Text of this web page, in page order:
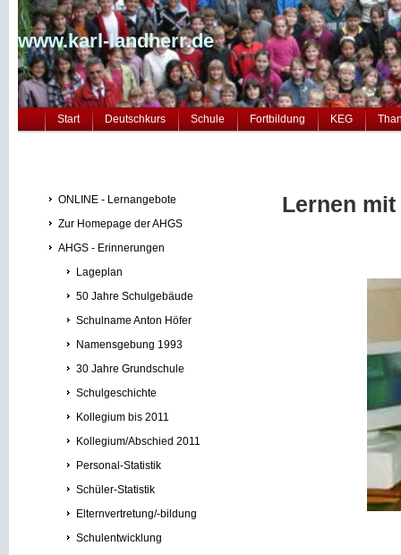
www.karl-landherr.de
Start Deutschkurs Schule Fortbildung KEG
ONLINE - Lernangebote
Zur Homepage der AHGS
AHGS - Erinnerungen
Lageplan
50 Jahre Schulgebäude
Schulname Anton Höfer
Namensgebung 1993
30 Jahre Grundschule
Schulgeschichte
Kollegium bis 2011
Kollegium/Abschied 2011
Personal-Statistik
Schüler-Statistik
Elternvertretung/-bildung
Schulentwicklung
Lernen